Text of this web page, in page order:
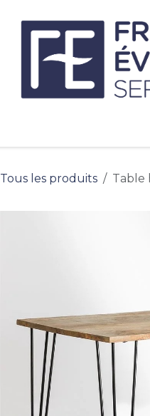
Tous les produits Table